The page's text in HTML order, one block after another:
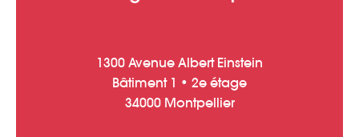
1300 Avenue Albert Einstein
Bâtiment 1 • 2e étage
34000 Montpellier